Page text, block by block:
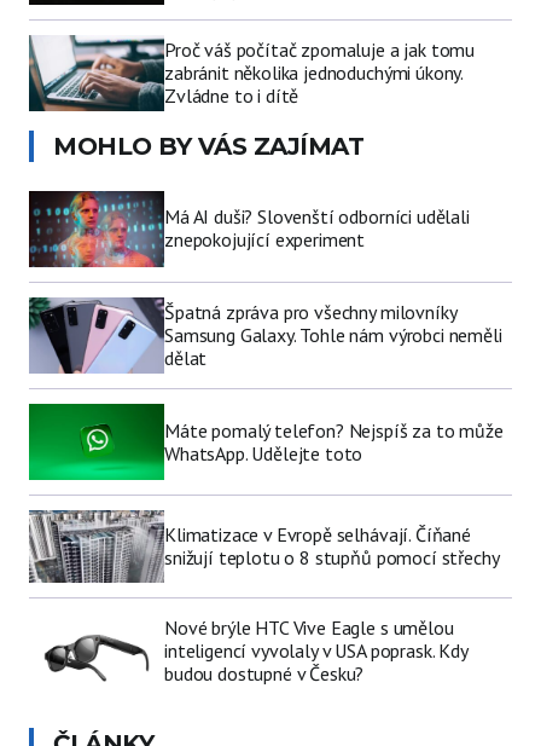
Proč váš počítač zpomaluje a jak tomu
zabránit několika jednoduchými úkony.
Zvládne to i dítě
MOHLO BY VÁS ZAJÍMAT
Má AI duši? Slovenští odborníci udělali
znepokojující experiment
Špatná zpráva pro všechny milovníky
Samsung Galaxy. Tohle nám výrobci neměli
dělat
Máte pomalý telefon? Nejspíš za to může
WhatsApp. Udělejte toto
Klimatizace v Evropě selhávají. Číňané
snižují teplotu o 8 stupňů pomocí střechy
Nové brýle HTC Vive Eagle s umělou
inteligencí vyvolaly v USA poprask. Kdy
budou dostupné v Česku?